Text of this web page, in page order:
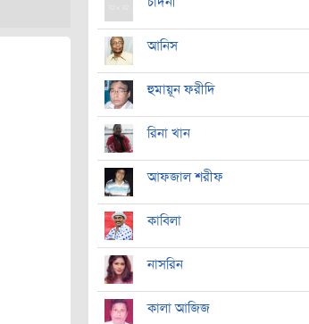
আনিস
হুমায়ূন ফরীদি
রিনা খান
আফজাল শরীফ
কাবিলা
নাসরিন
কালা আজিজ